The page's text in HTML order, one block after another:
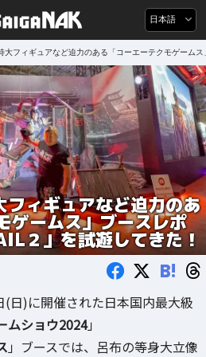
日本語
大フィギュアなど迫力のある「コーエーテクモゲーム
ィギュアなど迫力のあ
ゲームス」ブースレポ
２」を試遊してきた！
B!
日)に開催された日本国内最大級
ムショウ2024」
」ブースでは、呂布の等身大立像